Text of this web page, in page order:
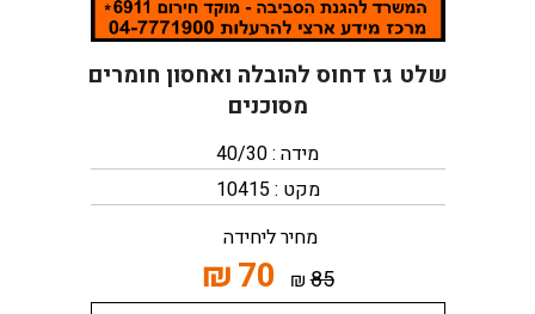
שלט גז דחוס להובלה ואחסון חומרים
מסוכנים
מידה : 40/30
מקט : 10415
מחיר ליחידה
85
₪
70
₪